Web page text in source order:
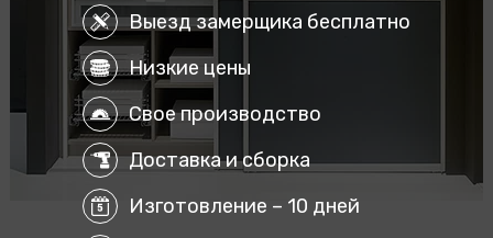
Выезд замерщика бесплатно
Низкие цены
Свое производство
Доставка и сборка
Изготовление – 10 дней